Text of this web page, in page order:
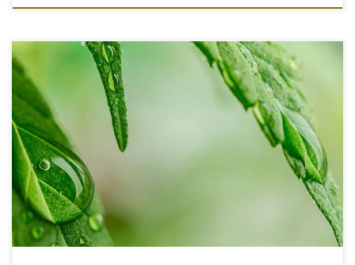
Jaką Wodę Pozyskać do Uprawy Konopi Indyjskich?
Pokazujemy Źródła Jak […]